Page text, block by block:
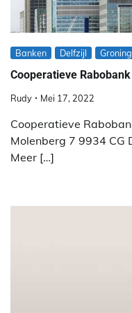
Banken Delfzijl
Cooperatieve
Rudy Mei 17, 2022
Cooperatieve
Molenberg 7 9934 CG
Meer […]